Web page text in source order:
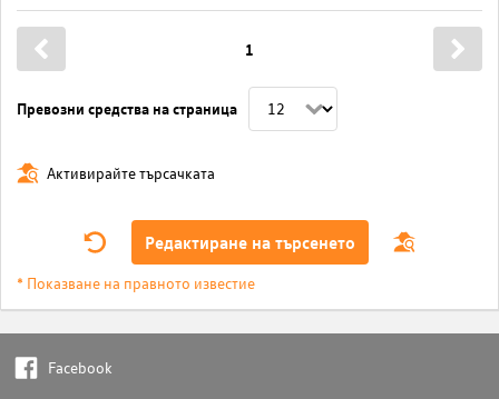
Превозни средства на страница
1
Активирайте търсачката
Редактиране на търсенето
* Показване на правното известие
Facebook